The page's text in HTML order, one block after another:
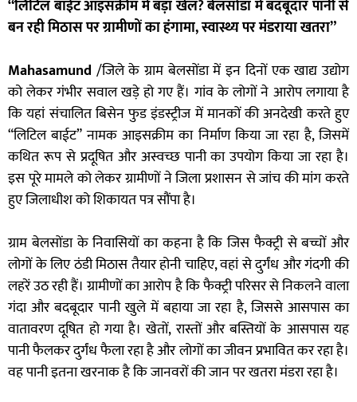
“लिटिल बाईट आइसक्रीम में बड़ा खेल? बेलसोंडा में बदबूदार पानी से
बन रही मिठास पर ग्रामीणों का हंगामा, स्वास्थ्य पर मंडराया खतरा”
Mahasamund /जिले के ग्राम बेलसोंडा में इन दिनों एक खाद्य उद्योग
को लेकर गंभीर सवाल खड़े हो गए हैं। गांव के लोगों ने आरोप लगाया है
कि यहां संचालित बिसेन फुड इंडस्ट्रीज में मानकों की अनदेखी करते हुए
“लिटिल बाईट” नामक आइसक्रीम का निर्माण किया जा रहा है, जिसमें
कथित रूप से प्रदूषित और अस्वच्छ पानी का उपयोग किया जा रहा है।
इस पूरे मामले को लेकर ग्रामीणों ने जिला प्रशासन से जांच की मांग करते
हुए जिलाधीश को शिकायत पत्र सौंपा है।
ग्राम बेलसोंडा के निवासियों का कहना है कि जिस फैक्ट्री से बच्चों और
लोगों के लिए ठंडी मिठास तैयार होनी चाहिए, वहां से दुर्गंध और गंदगी की
लहरें उठ रही हैं। ग्रामीणों का आरोप है कि फैक्ट्री परिसर से निकलने वाला
गंदा और बदबूदार पानी खुले में बहाया जा रहा है, जिससे आसपास का
वातावरण दूषित हो गया है। खेतों, रास्तों और बस्तियों के आसपास यह
पानी फैलकर दुर्गंध फैला रहा है और लोगों का जीवन प्रभावित कर रहा है।
वह पानी इतना खरनाक है कि जानवरों की जान पर खतरा मंडरा रहा है।